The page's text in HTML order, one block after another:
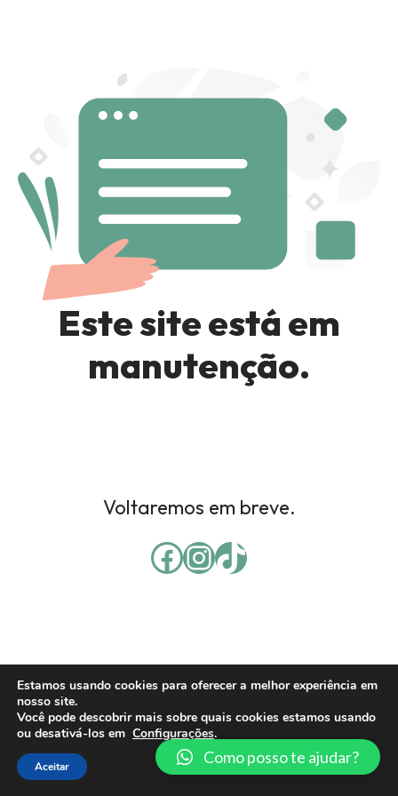
Este site está em
manutenção.
Voltaremos em breve.
Estamos usando cookies para oferecer a melhor experiência em
nosso site.
Você pode descobrir mais sobre quais cookies estamos usando
ou desativá-los em Configurações.
Aceitar
Como posso te ajudar?
Lost password?
CREATE AN ACCOUNT